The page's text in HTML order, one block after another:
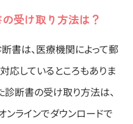
受け取り方法は？
書は、医療機関によって郵
応しているところもありま
診断書の受け取り方法は、
ンラインでダウンロードで